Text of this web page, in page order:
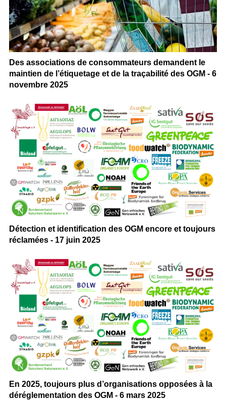
Des associations de consommateurs demandent le
maintien de l’étiquetage et de la traçabilité des OGM - 6
novembre 2025
Détection et identification des OGM encore et toujours
réclamées - 17 juin 2025
En 2025, toujours plus d’organisations opposées à la
déréglementation des OGM - 6 mars 2025